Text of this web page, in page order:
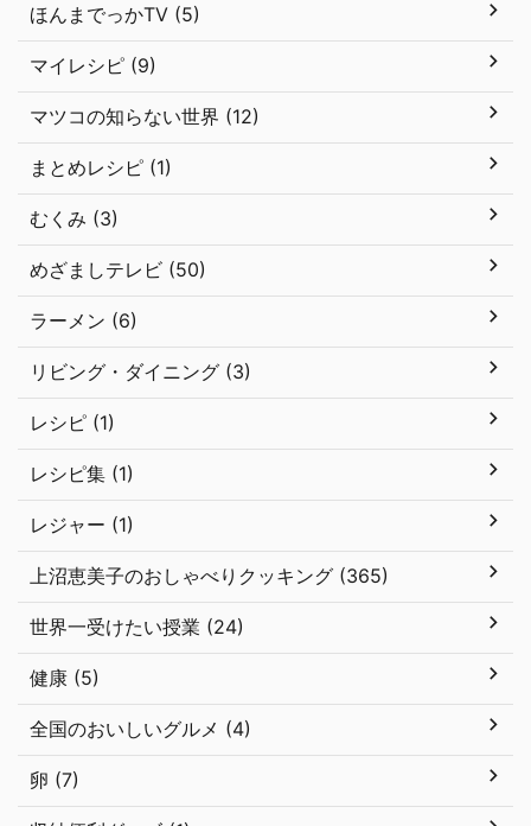
ほんまでっかTV (5)
マイレシピ (9)
マツコの知らない世界 (12)
まとめレシピ (1)
むくみ (3)
めざましテレビ (50)
ラーメン (6)
リビング・ダイニング (3)
レシピ (1)
レシピ集 (1)
レジャー (1)
上沼恵美子のおしゃべりクッキング (365)
世界一受けたい授業 (24)
健康 (5)
全国のおいしいグルメ (4)
卵 (7)